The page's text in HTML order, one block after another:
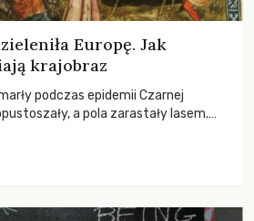
Europę. Jak
krajobraz
podczas epidemii Czarnej
a pola zarastały lasem.
w swoich dziejach.